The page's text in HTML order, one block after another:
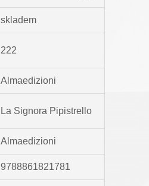
skladem
222
Almaedizioni
La Signora Pipistrello
Almaedizioni
9788861821781